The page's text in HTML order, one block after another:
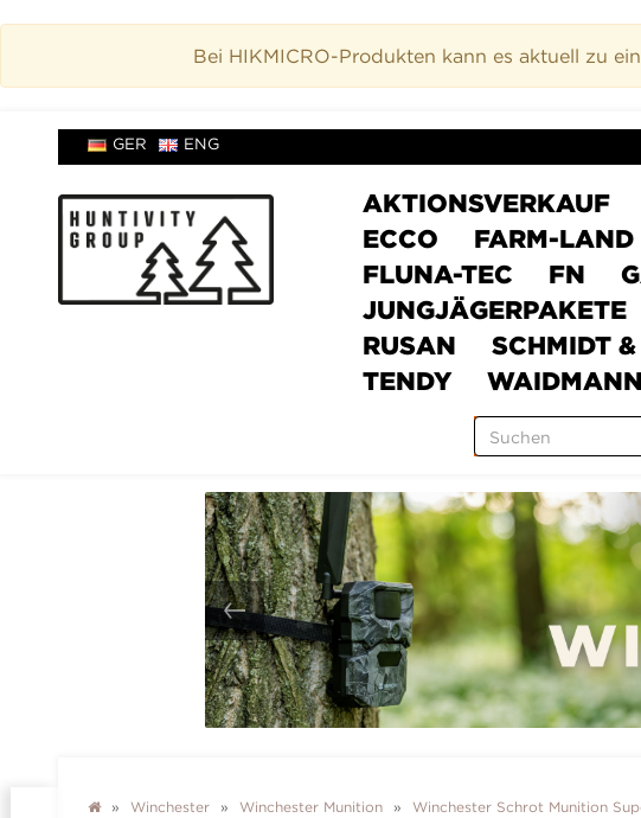
Bei HIKMICRO-Produkten kann es aktuell zu
GER ENG
AKTIONSVERKAUF
ECCO
FARM-LAND
FLUNA-TEC
FN
JUNGJÄGERPAKETE
RUSAN
SCHMIDT
TENDY
Winchester Winchester Munition Winchester Schrot Munition